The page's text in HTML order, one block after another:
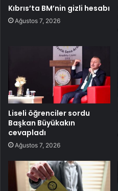
Kıbrıs’ta BM’nin gizli hesabı
Ağustos 7, 2026
Liseli öğrenciler sordu
Başkan Büyükakın
cevapladı
Ağustos 7, 2026